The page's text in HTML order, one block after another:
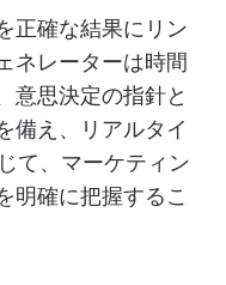
正確な結果にリン
ネレーターは時間
意思決定の指針と
備え、リアルタイ
て、マーケティン
明確に把握するこ